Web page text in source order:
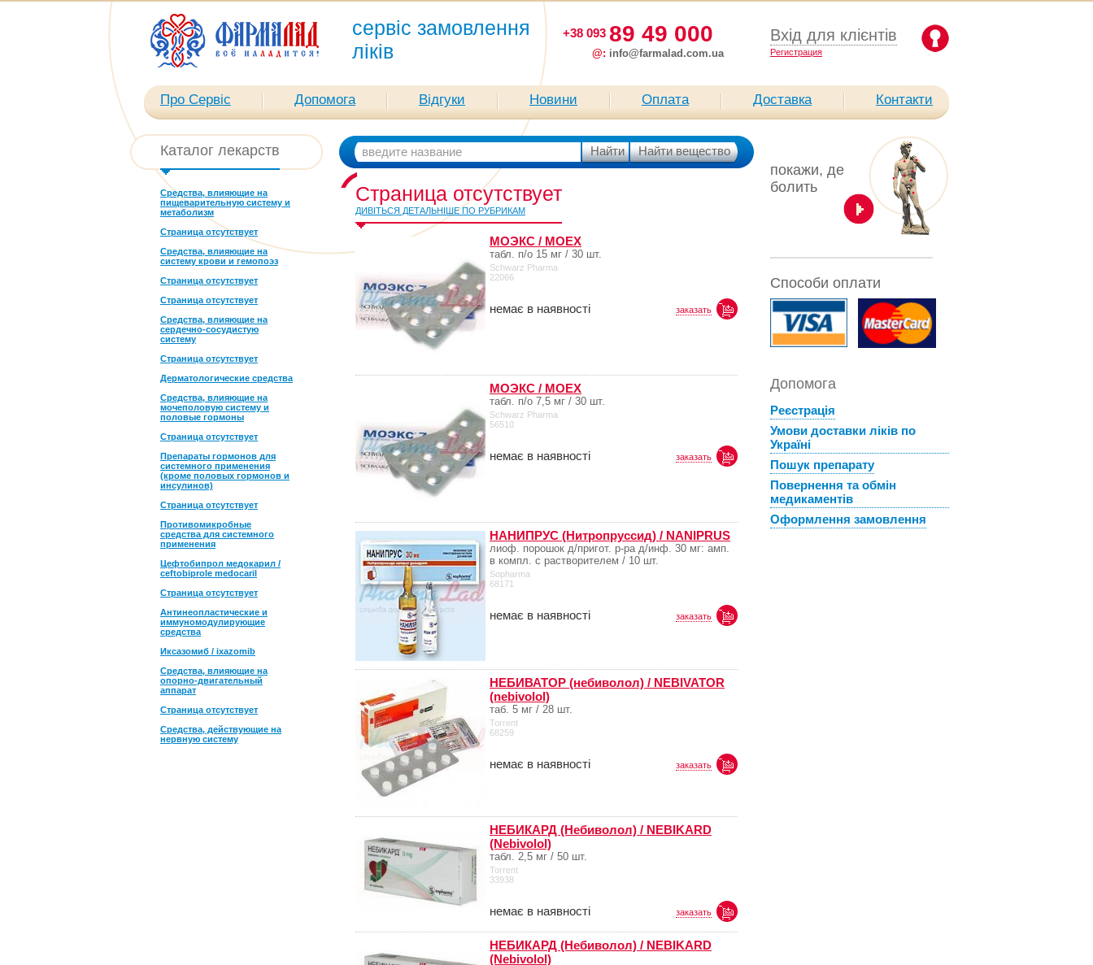
сервіс замовлення
ліків
+38 093 89 49 000
@: info@farmalad.com.ua
Вхід для клієнтів
Pегистрация
Про Сервіс Допомога Відгуки Новини Оплата Доставка Контакти
Каталог лекарств
Средства, влияющие на
пищеварительную систему и
метаболизм
Страница отсутствует
Средства, влияющие на
систему крови и гемопоэз
Страница отсутствует
Страница отсутствует
Средства, влияющие на
сердечно-сосудистую
систему
Страница отсутствует
Дерматологические средства
Средства, влияющие на
мочеполовую систему и
половые гормоны
Страница отсутствует
Препараты гормонов для
системного применения
(кроме половых гормонов и
инсулинов)
Страница отсутствует
Противомикробные
средства для системного
применения
Цефтобипрол медокарил /
ceftobiprole medocaril
Страница отсутствует
Антинеопластические и
иммуномодулирующие
средства
Иксазомиб / ixazomib
Средства, влияющие на
опорно-двигательный
аппарат
Страница отсутствует
Средства, действующие на
нервную систему
Страница отсутствует
ДИВІТЬСЯ ДЕТАЛЬНІШЕ ПО РУБРИКАМ
МОЭКС / MOEX
табл. п/о 15 мг / 30 шт.
Schwarz Pharma
22066
немає в наявності заказать
МОЭКС / MOEX
табл. п/о 7,5 мг / 30 шт.
Schwarz Pharma
56510
немає в наявності заказать
НАНИПРУС (Нитропруссид) / NANIPRUS
лиоф. порошок д/пригот. р-ра д/инф. 30 мг: амп.
в компл. с растворителем / 10 шт.
Sopharma
68171
немає в наявності заказать
НЕБИВАТОР (небиволол) / NEBIVATOR
(nebivolol)
таб. 5 мг / 28 шт.
Torrent
68259
немає в наявності заказать
НЕБИКАРД (Небиволол) / NEBIKARD
(Nebivolol)
табл. 2,5 мг / 50 шт.
Torrent
33938
немає в наявності заказать
НЕБИКАРД (Небиволол) / NEBIKARD
(Nebivolol)
покажи, де
болить
Способи оплати
Допомога
Реєстрація
Умови доставки ліків по
Україні
Пошук препарату
Повернення та обмін
медикаментів
Оформлення замовлення